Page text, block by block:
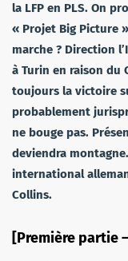
la LFP en PLS. On
« Projet Big Picture
marche ? Direction
à Turin en raison du
toujours la victoire
probablement
ne bouge pas.
deviendra
international
Collins.
[Première partie